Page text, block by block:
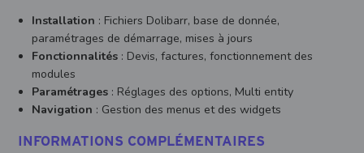
Installation : Fichiers Dolibarr, base de donnée,
paramétrages de démarrage, mises à jours
Fonctionnalités : Devis, factures, fonctionnement des
modules
Paramétrages : Réglages des options, Multi entity
Navigation : Gestion des menus et des widgets
INFORMATIONS COMPLÉMENTAIRES